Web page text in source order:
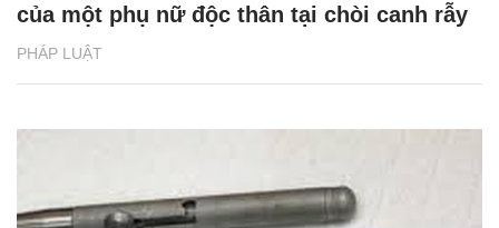
PHÁP LUẬT
của một phụ nữ độc thân tại chòi canh rẫy